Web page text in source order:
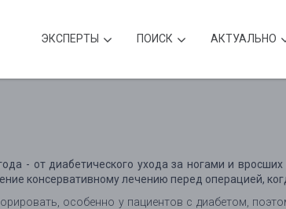
ЭКСПЕРТЫ ПОИСК АКТУАЛЬНО
- от диабетического ухода за ногами и вросших
консервативному лечению перед операцией,
особенно у пациентов с диабетом,